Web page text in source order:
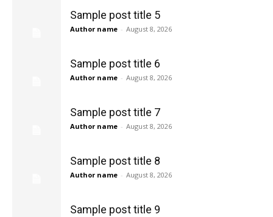
Sample post title 5
Author name - August 8, 2026
Sample post title 6
Author name - August 8, 2026
Sample post title 7
Author name - August 8, 2026
Sample post title 8
Author name - August 8, 2026
Sample post title 9